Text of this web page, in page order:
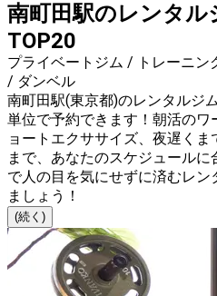
南町田駅のレンタル
TOP20
プライベートジム / トレーニ
/ ダンベル
南町田駅(東京都)のレンタルジ
単位で予約できます！朝活の
ョートエクササイズ、夜遅く
まで、あなたのスケジュール
で人の目を気にせずに済むレ
ましょう！
(続く)